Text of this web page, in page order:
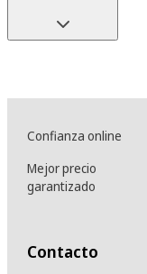
Confianza online
Mejor precio
garantizado
Contacto